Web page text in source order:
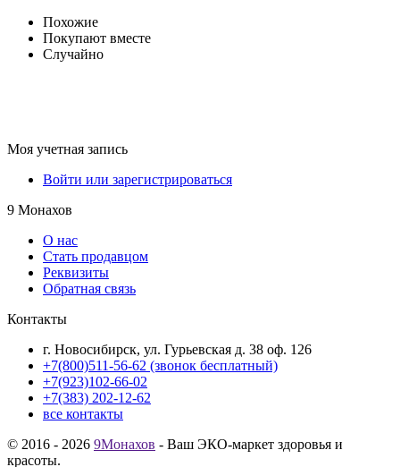
Похожие
Покупают вместе
Случайно
Моя учетная запись
Войти или зарегистрироваться
9 Монахов
О нас
Стать продавцом
Реквизиты
Обратная связь
Контакты
г. Новосибирск, ул. Гурьевская д. 38 оф. 126
+7(800)511-56-62 (звонок бесплатный)
+7(923)102-66-02
+7(383) 202-12-62
все контакты
© 2016 - 2026 9Монахов - Ваш ЭКО-маркет здоровья и
красоты.